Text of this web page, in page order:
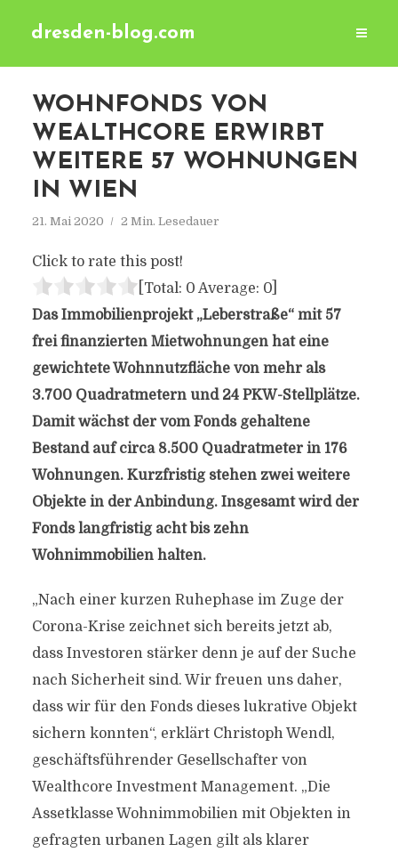
dresden-blog.com
WOHNFONDS VON
WEALTHCORE ERWIRBT
WEITERE 57 WOHNUNGEN
IN WIEN
21. Mai 2020 2 Min. Lesedauer
Click to rate this post!
[Total: 0 Average: 0]
Das Immobilienprojekt „Leberstraße“ mit 57
frei finanzierten Mietwohnungen hat eine
gewichtete Wohnnutzfläche von mehr als
3.700 Quadratmetern und 24 PKW-Stellplätze.
Damit wächst der vom Fonds gehaltene
Bestand auf circa 8.500 Quadratmeter in 176
Wohnungen. Kurzfristig stehen zwei weitere
Objekte in der Anbindung. Insgesamt wird der
Fonds langfristig acht bis zehn
Wohnimmobilien halten.
„Nach einer kurzen Ruhephase im Zuge der
Corona-Krise zeichnet sich bereits jetzt ab,
dass Investoren stärker denn je auf der Suche
nach Sicherheit sind. Wir freuen uns daher,
dass wir für den Fonds dieses lukrative Objekt
sichern konnten“, erklärt Christoph Wendl,
geschäftsführender Gesellschafter von
Wealthcore Investment Management. „Die
Assetklasse Wohnimmobilien mit Objekten in
gefragten urbanen Lagen gilt als klarer